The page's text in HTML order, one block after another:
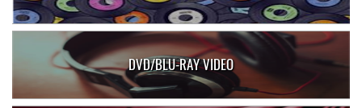
DVD/BLU-RAY VIDEO